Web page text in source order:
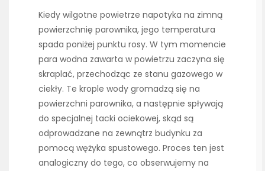
Kiedy wilgotne powietrze napotyka na zimną
powierzchnię parownika, jego temperatura
spada poniżej punktu rosy. W tym momencie
para wodna zawarta w powietrzu zaczyna się
skraplać, przechodząc ze stanu gazowego w
ciekły. Te krople wody gromadzą się na
powierzchni parownika, a następnie spływają
do specjalnej tacki ociekowej, skąd są
odprowadzane na zewnątrz budynku za
pomocą wężyka spustowego. Proces ten jest
analogiczny do tego, co obserwujemy na